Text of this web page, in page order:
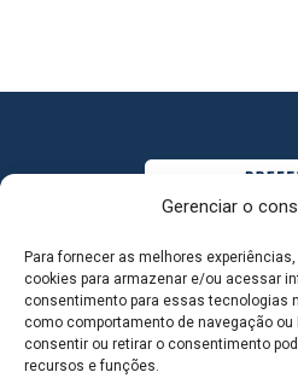
Gerenciar o
Para fornecer as melhores
cookies para armazenar e/ou acessar
consentimento para essas tecnologias
como comportamento de navegação
consentir ou retirar o consentimento
recursos e funções.
MAPA DO SITE